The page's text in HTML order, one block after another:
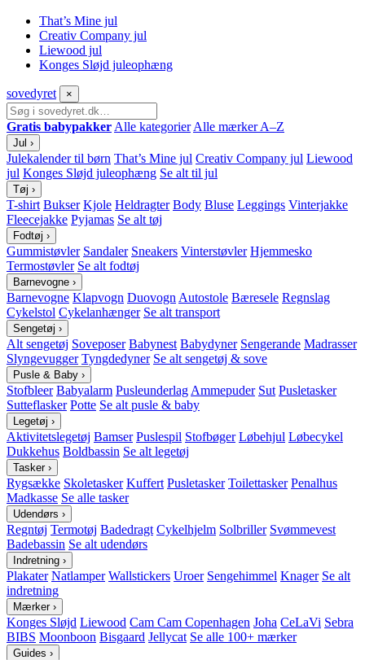
That’s Mine jul
Creativ Company jul
Liewood jul
Konges Sløjd juleophæng
sovedyret ×
Gratis babypakker Alle kategorier Alle mærker A–Z
Jul ›
Julekalender til børn That’s Mine jul Creativ Company jul Liewood
jul Konges Sløjd juleophæng Se alt til jul
Tøj ›
T-shirt Bukser Kjole Heldragter Body Bluse Leggings Vinterjakke
Fleecejakke Pyjamas Se alt tøj
Fodtøj ›
Gummistøvler Sandaler Sneakers Vinterstøvler Hjemmesko
Termostøvler Se alt fodtøj
Barnevogne ›
Barnevogne Klapvogn Duovogn Autostole Bæresele Regnslag
Cykelstol Cykelanhænger Se alt transport
Sengetøj ›
Alt sengetøj Soveposer Babynest Babydyner Sengerande Madrasser
Slyngevugger Tyngdedyner Se alt sengetøj & sove
Pusle & Baby ›
Stofbleer Babyalarm Pusleunderlag Ammepuder Sut Pusletasker
Sutteflasker Potte Se alt pusle & baby
Legetøj ›
Aktivitetslegetøj Bamser Puslespil Stofbøger Løbehjul Løbecykel
Dukkehus Boldbassin Se alt legetøj
Tasker ›
Rygsække Skoletasker Kuffert Pusletasker Toilettasker Penalhus
Madkasse Se alle tasker
Udendørs ›
Regntøj Termotøj Badedragt Cykelhjelm Solbriller Svømmevest
Badebassin Se alt udendørs
Indretning ›
Plakater Natlamper Wallstickers Uroer Sengehimmel Knager Se alt
indretning
Mærker ›
Konges Sløjd Liewood Cam Cam Copenhagen Joha CeLaVi Sebra
BIBS Moonboon Bisgaard Jellycat Se alle 100+ mærker
Guides ›